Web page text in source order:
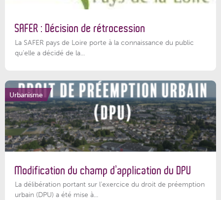
SAFER : Décision de rétrocession
La SAFER pays de Loire porte à la connaissance du public
qu’elle a décidé de la...
Urbanisme
Modification du champ d’application du DPU
La délibération portant sur l’exercice du droit de préemption
urbain (DPU) a été mise à...